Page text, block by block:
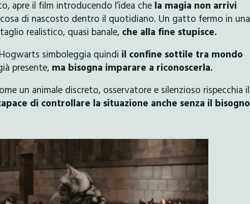
apre il film introducendo l’idea che la magia non arrivi
di nascosto dentro il quotidiano. Un gatto fermo in una
realistico, quasi banale, che alla fine stupisce.
simboleggia quindi il confine sottile tra mondo
presente, ma bisogna imparare a riconoscerla.
un animale discreto, osservatore e silenzioso rispecchia il
di controllare la situazione anche senza il bisogno